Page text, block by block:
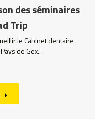
des séminaires
Trip
le Cabinet dentaire
de Gex.…